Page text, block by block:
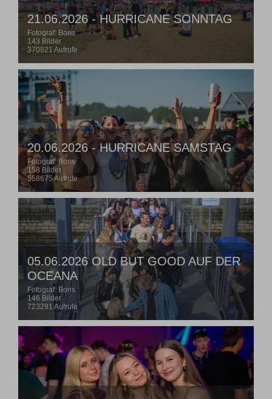
21.06.2026 - HURRICANE SONNTAG
Fotograf: Boris
143 Bilder
370821 Aufrufe
20.06.2026 - HURRICANE SAMSTAG
Fotograf: Boris
158 Bilder
558675 Aufrufe
05.06.2026 OLD BUT GOOD AUF DER
OCEANA
Fotograf: Boris
146 Bilder
723291 Aufrufe